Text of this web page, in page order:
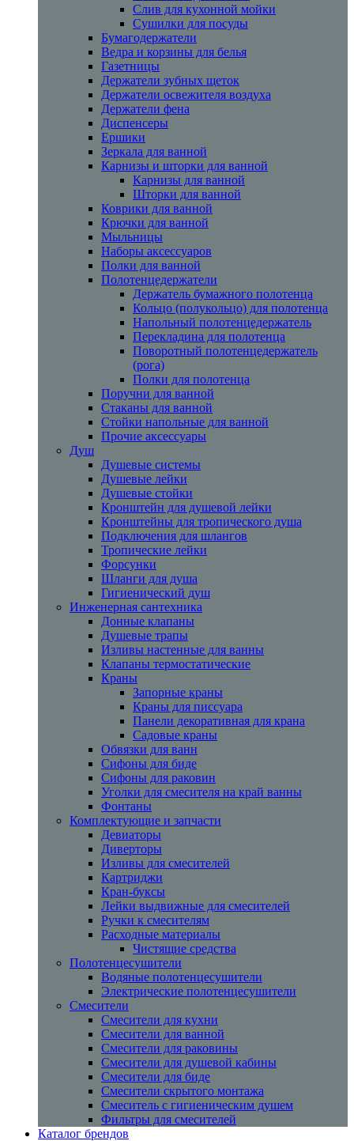
Слив для кухонной мойки
Сушилки для посуды
Бумагодержатели
Ведра и корзины для белья
Газетницы
Держатели зубных щеток
Держатели освежителя воздуха
Держатели фена
Диспенсеры
Ершики
Зеркала для ванной
Карнизы и шторки для ванной
Карнизы для ванной
Шторки для ванной
Коврики для ванной
Крючки для ванной
Мыльницы
Наборы аксессуаров
Полки для ванной
Полотенцедержатели
Держатель бумажного полотенца
Кольцо (полукольцо) для полотенца
Напольный полотенцедержатель
Перекладина для полотенца
Поворотный полотенцедержатель
(рога)
Полки для полотенца
Поручни для ванной
Стаканы для ванной
Стойки напольные для ванной
Прочие аксессуары
Душ
Душевые системы
Душевые лейки
Душевые стойки
Кронштейн для душевой лейки
Кронштейны для тропического душа
Подключения для шлангов
Тропические лейки
Форсунки
Шланги для душа
Гигиенический душ
Инженерная сантехника
Донные клапаны
Душевые трапы
Изливы настенные для ванны
Клапаны термостатические
Краны
Запорные краны
Краны для писсуара
Панели декоративная для крана
Садовые краны
Обвязки для ванн
Сифоны для биде
Сифоны для раковин
Уголки для смесителя на край ванны
Фонтаны
Комплектующие и запчасти
Девиаторы
Диверторы
Изливы для смесителей
Картриджи
Кран-буксы
Лейки выдвижные для смесителей
Ручки к смесителям
Расходные материалы
Чистящие средства
Полотенцесушители
Водяные полотенцесушители
Электрические полотенцесушители
Смесители
Смесители для кухни
Смесители для ванной
Смесители для раковины
Смесители для душевой кабины
Смесители для биде
Смесители скрытого монтажа
Смеситель с гигиеническим душем
Фильтры для смесителей
Каталог брендов